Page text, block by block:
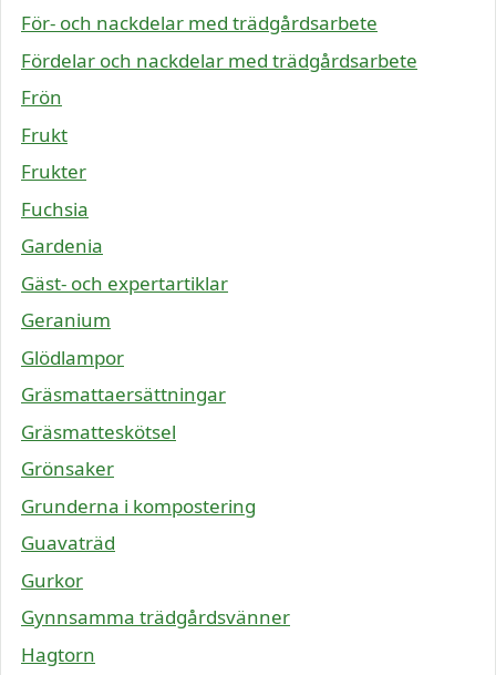
För- och nackdelar med trädgårdsarbete
Fördelar och nackdelar med trädgårdsarbete
Frön
Frukt
Frukter
Fuchsia
Gardenia
Gäst- och expertartiklar
Geranium
Glödlampor
Gräsmattaersättningar
Gräsmatteskötsel
Grönsaker
Grunderna i kompostering
Guavaträd
Gurkor
Gynnsamma trädgårdsvänner
Hagtorn